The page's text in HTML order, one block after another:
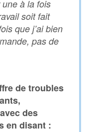
une à la fois
soit fait
que j’ai bien
pas de
de troubles
des
en disant :